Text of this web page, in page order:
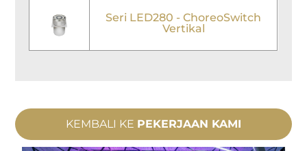
Seri LED280 - ChoreoSwitch
Vertikal
KEMBALI KE PEKERJAAN KAMI